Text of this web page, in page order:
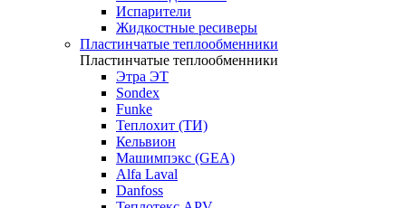
Испарители
Жидкостные ресиверы
Пластинчатые теплообменники
Пластинчатые теплообменники
Этра ЭТ
Sondex
Funke
Теплохит (ТИ)
Кельвион
Машимпэкс (GEA)
Alfa Laval
Danfoss